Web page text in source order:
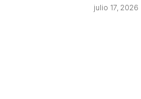
julio 17, 2026